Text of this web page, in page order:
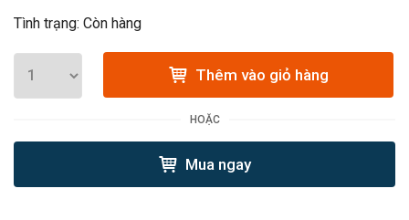
Tình trạng: Còn hàng
Thêm vào giỏ hàng
HOẶC
Mua ngay